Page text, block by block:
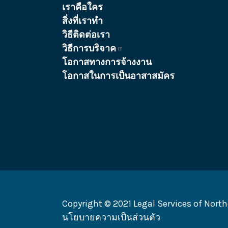
เราคือใคร
สิ่งที่เราทำ
วิธีติดต่อเรา
วิธีการบริจาค
โอกาสทางการจ้างงาน
โอกาสในการเป็นอาสาสมัคร
Copyright © 2021 Legal Services of
นโยบายความเป็นส่วนตัว